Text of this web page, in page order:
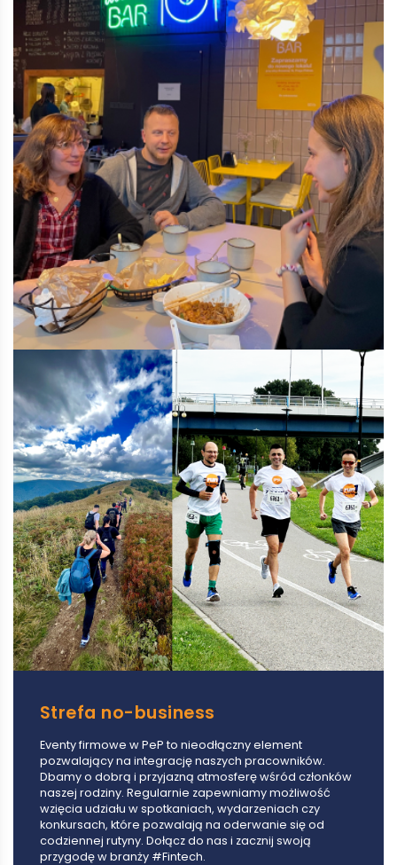
Strefa no-business
Eventy firmowe w PeP to nieodłączny element
pozwalający na integrację naszych pracowników.
Dbamy o dobrą i przyjazną atmosferę wśród członków
naszej rodziny. Regularnie zapewniamy możliwość
wzięcia udziału w spotkaniach, wydarzeniach czy
konkursach, które pozwalają na oderwanie się od
codziennej rutyny. Dołącz do nas i zacznij swoją
przygodę w branży #Fintech.